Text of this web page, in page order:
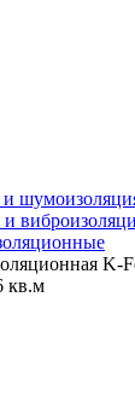
и
K-
кв.м